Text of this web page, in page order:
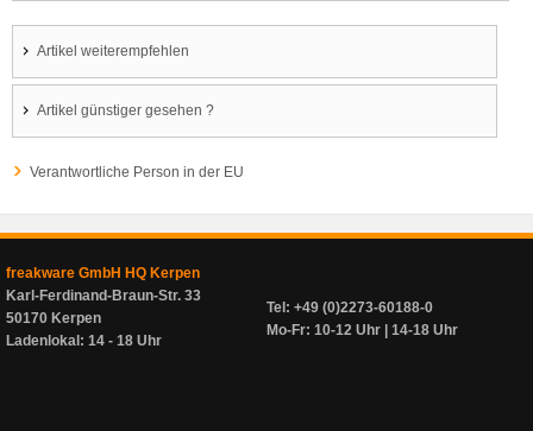
Artikel weiterempfehlen
Artikel günstiger gesehen ?
Verantwortliche Person in der EU
freakware GmbH HQ Kerpen
Karl-Ferdinand-Braun-Str. 33
50170 Kerpen
Ladenlokal: 14 - 18 Uhr
Tel: +49 (0)2273-60188-0
Mo-Fr: 10-12 Uhr | 14-18 Uhr